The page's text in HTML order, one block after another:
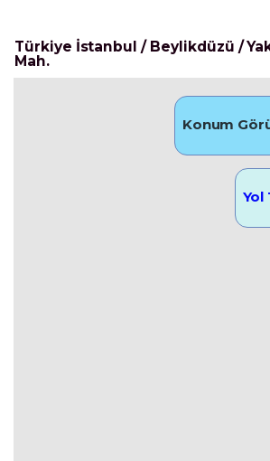
Türkiye İstanbul / Beylikdüzü /
Mah.
Konum
Yol